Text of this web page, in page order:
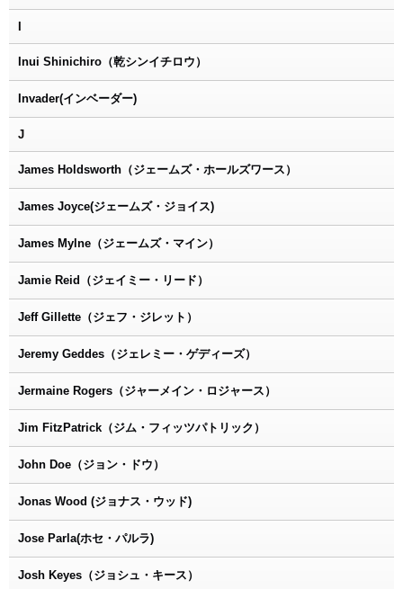
Inui Shinichiro（乾シンイチロウ）
Invader(インベーダー)
J
James Holdsworth（ジェームズ・ホールズワース）
James Joyce(ジェームズ・ジョイス)
James Mylne（ジェームズ・マイン）
Jamie Reid（ジェイミー・リード）
Jeff Gillette（ジェフ・ジレット）
Jeremy Geddes（ジェレミー・ゲディーズ）
Jermaine Rogers（ジャーメイン・ロジャース）
Jim FitzPatrick（ジム・フィッツパトリック）
John Doe（ジョン・ドウ）
Jonas Wood (ジョナス・ウッド)
Jose Parla(ホセ・パルラ)
Josh Keyes（ジョシュ・キース）